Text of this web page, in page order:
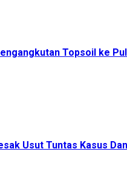
Topsoil ke
Usut Tuntas Kasus